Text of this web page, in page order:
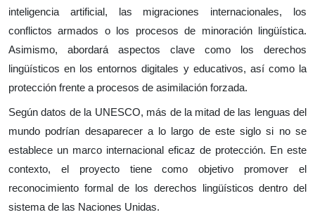
inteligencia artificial, las migraciones internacionales, los
conflictos armados o los procesos de minoración lingüística.
Asimismo, abordará aspectos clave como los derechos
lingüísticos en los entornos digitales y educativos, así como la
protección frente a procesos de asimilación forzada.
Según datos de la UNESCO, más de la mitad de las lenguas del
mundo podrían desaparecer a lo largo de este siglo si no se
establece un marco internacional eficaz de protección. En este
contexto, el proyecto tiene como objetivo promover el
reconocimiento formal de los derechos lingüísticos dentro del
sistema de las Naciones Unidas.